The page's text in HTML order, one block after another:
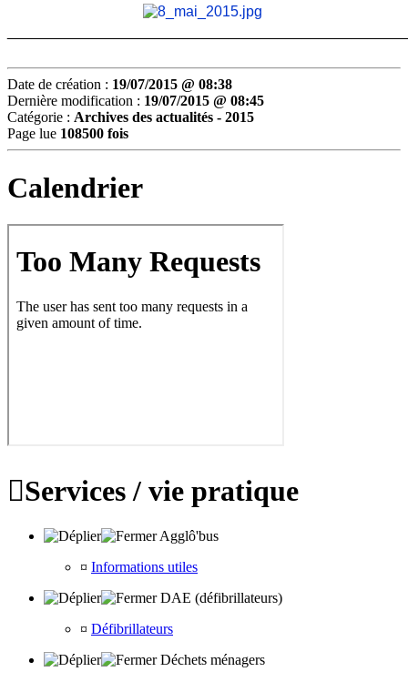
Date de création : 19/07/2015 @ 08:38
Dernière modification : 19/07/2015 @ 08:45
Catégorie : Archives des actualités - 2015
Page lue 108500 fois
Calendrier
Services / vie pratique
Agglô'bus
¤ Informations utiles
DAE (défibrillateurs)
¤ Défibrillateurs
Déchets ménagers